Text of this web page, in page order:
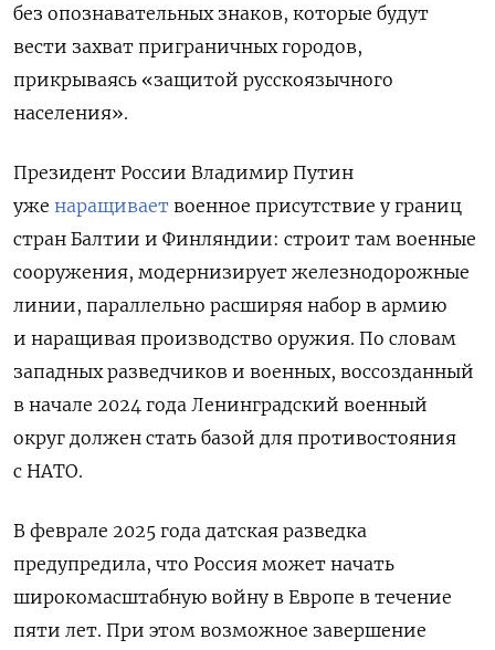
без опознавательных знаков, которые будут
вести захват приграничных городов,
прикрываясь «защитой русскоязычного
населения».
Президент России Владимир Путин
уже наращивает военное присутствие у границ
стран Балтии и Финляндии: строит там военные
сооружения, модернизирует железнодорожные
линии, параллельно расширяя набор в армию
и наращивая производство оружия. По словам
западных разведчиков и военных, воссозданный
в начале 2024 года Ленинградский военный
округ должен стать базой для противостояния
с НАТО.
В феврале 2025 года датская разведка
предупредила, что Россия может начать
широкомасштабную войну в Европе в течение
пяти лет. При этом возможное завершение